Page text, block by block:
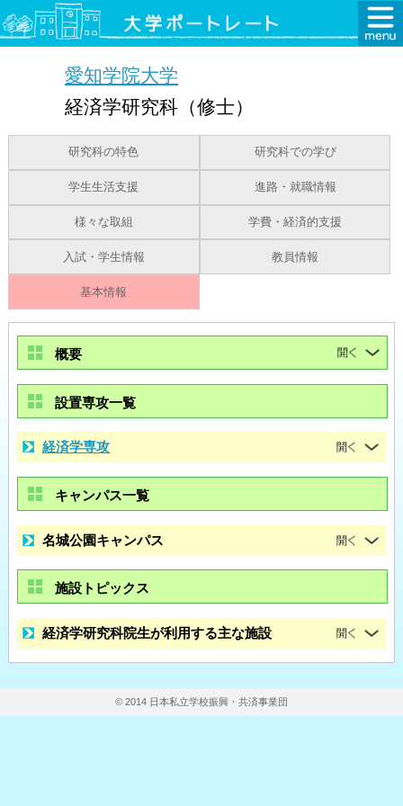
愛知学院大学
経済学研究科（修士）
研究科の特色 研究科での学び
学生生活支援 進路・就職情報
様々な取組 学費・経済的支援
入試・学生情報 教員情報
基本情報
概要
設置専攻一覧
経済学専攻
キャンパス一覧
名城公園キャンパス
施設トピックス
経済学研究科院生が利用する主な施設
© 2014 日本私立学校振興・共済事業団